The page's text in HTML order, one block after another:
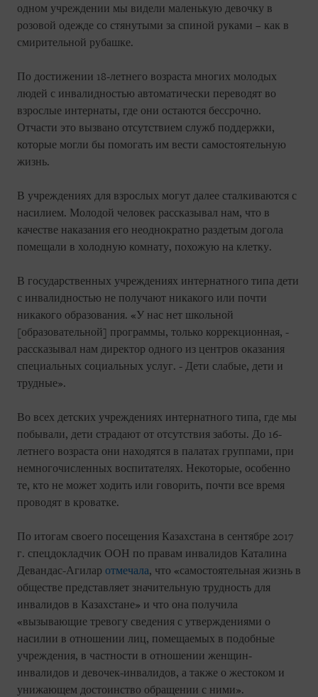
одном учреждении мы видели маленькую девочку в
розовой одежде со стянутыми за спиной руками – как в
смирительной рубашке.
По достижении 18-летнего возраста многих молодых
людей с инвалидностью автоматически переводят во
взрослые интернаты, где они остаются бессрочно.
Отчасти это вызвано отсутствием служб поддержки,
которые могли бы помогать им вести самостоятельную
жизнь.
В учреждениях для взрослых могут далее сталкиваются с
насилием. Молодой человек рассказывал нам, что в
качестве наказания его неоднократно раздетым догола
помещали в холодную комнату, похожую на клетку.
В государственных учреждениях интернатного типа дети
с инвалидностью не получают никакого или почти
никакого образования. «У нас нет школьной
[образовательной] программы, только коррекционная, -
рассказывал нам директор одного из центров оказания
специальных социальных услуг. - Дети слабые, дети и
трудные».
Во всех детских учреждениях интернатного типа, где мы
побывали, дети страдают от отсутствия заботы. До 16-
летнего возраста они находятся в палатах группами, при
немногочисленных воспитателях. Некоторые, особенно
те, кто не может ходить или говорить, почти все время
проводят в кроватке.
По итогам своего посещения Казахстана в сентябре 2017
г. спецдокладчик ООН по правам инвалидов Каталина
Девандас-Агилар отмечала, что «самостоятельная жизнь в
обществе представляет значительную трудность для
инвалидов в Казахстане» и что она получила
«вызывающие тревогу сведения с утверждениями о
насилии в отношении лиц, помещаемых в подобные
учреждения, в частности в отношении женщин-
инвалидов и девочек-инвалидов, а также о жестоком и
унижающем достоинство обращении с ними».